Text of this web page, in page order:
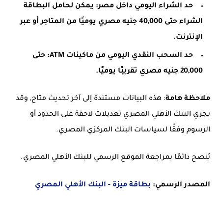
حد الشراء اليومي داخل مصر: يمكن لحامل البطاقة
الشراء حتى 40,000 جنيه مصري يوميًا من المتاجر أو عبر
الإنترنت.
حد السحب النقدي اليومي من ماكينات ATM: حتى
20,000 جنيه مصري تقريبًا يوميًا.
ملاحظة هامة: هذه البيانات مستندة إلى آخر تحديث متاح, وقد
يجري البنك الأهلي المصري تعديلات لاحقة على الحدود أو
الرسوم وفقًا لسياسات البنك المركزي المصري.
يُنصح دائمًا بمراجعة الموقع الرسمي للبنك الأهلي المصري.
المصدر الرسمي: بطاقة ميزة - البنك الأهلي المصري